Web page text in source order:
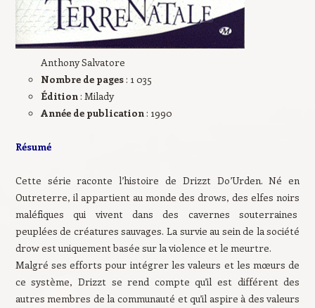
Anthony Salvatore
Nombre de pages: 1 035
Édition: Milady
Année de publication: 1990
Résumé
Cette série raconte l’histoire de Drizzt Do’Urden. Né en
Outreterre, il appartient au monde des drows, des elfes noirs
maléfiques qui vivent dans des cavernes souterraines
peuplées de créatures sauvages. La survie au sein de la société
drow est uniquement basée sur la violence et le meurtre.
Malgré ses efforts pour intégrer les valeurs et les mœurs de
ce système, Drizzt se rend compte qu’il est différent des
autres membres de la communauté et qu’il aspire à des valeurs